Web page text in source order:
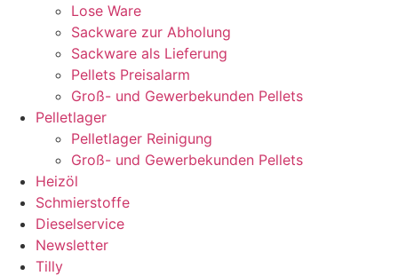
Lose Ware
Sackware zur Abholung
Sackware als Lieferung
Pellets Preisalarm
Groß- und Gewerbekunden Pellets
Pelletlager
Pelletlager Reinigung
Groß- und Gewerbekunden Pellets
Heizöl
Schmierstoffe
Dieselservice
Newsletter
Tilly